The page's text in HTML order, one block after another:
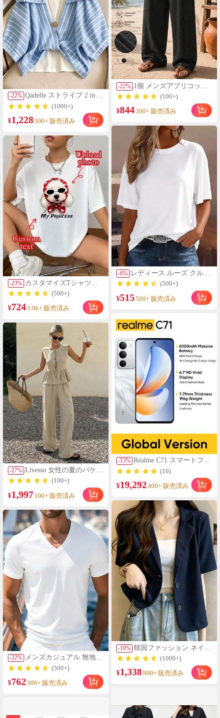
-22% Qadelle ストライプ 2 in 1
シャツ レディース バケ
ーションコーデ
(1000+)
¥1,228300+ 販売済み
-23% カスタマイズTシャツ。
カスタマイズ女性用トッ
プス。パーソナライズ、
など)、テキストを追加、
お気に入りの色とフォン
トを選択、スポーツ、パ
ーソナライズギフト
(500+)
¥7243.0k+ 販売済み
-27% Livesso 女性の夏のバケー
ションアウトフィット、
タイフロントトップとカ
ジュアルパンツ2点セッ
ト ウィメンズラウンジセ
ット ウィメンズショート
セット
(100+)
¥1,997 100+ 販売済み
-22% メンズカジュアル 無地 V
ネック 半袖Tシャツ、夏
に活躍
(500+)
¥762300+ 販売済み
-22% 1個 メンズアプリコット
リネン風ドローストリン
グ ストレートレッグパン
ツ、ソフトで快適なリネ
ン調生地、バケーション
や日常通勤にカジュアル
に、オールドマネースタ
イル
(100+)
¥844300+ 販売済み
-6% レディース ルーズ クルー
ネック Tシャツ、オール
マッチ 無地 半袖トップ
ス、ソフト & 通気性、デ
イリーウェア & 通勤カジ
ーンガール エステティッ
ク
(500+)
¥515500+ 販売済み
-13% Realme C71 スマートフォ
ン
6GB+128GB/8GB+256GB
グローバル版 4G LTE、
Android 15 SIMフリー、
50MP AIカメラ、120Hzス
クリーン モバイルフォン
プラスライト、6000mAh
大容量バッテリー、45W
急速充電、オクタコアチ
ップ、アダプターなし
(10)
¥19,292400+ 販売済み
-19% 韓国ファッション ネイビ
ーブルー レディース ブ
レザージャケット、半袖
カジュアルスーツトッ
(1000+)
¥1,338900+ 販売済み